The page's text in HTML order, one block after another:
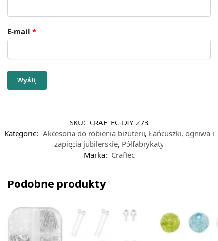
E-mail *
SKU: CRAFTEC-DIY-273
Kategorie: Akcesoria do robienia biżuterii, Łańcuszki, ogniwa i
zapięcia jubilerskie, Półfabrykaty
Marka: Craftec
Podobne produkty